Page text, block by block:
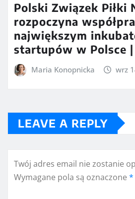
Polski Związek Piłki
rozpoczyna
największym
startupów w Polsce |
Maria Konopnicka wrz
LEAVE A REPLY
Twój adres email nie zostanie
Wymagane pola są oznaczone *